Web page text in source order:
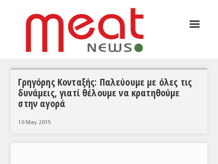
ΣΥΝΕΝΤΕΥΞΕΙΣ
☰
Γρηγόρης Κονταξής: Παλεύουμε με όλες τις
δυνάμεις, γιατί θέλουμε να κρατηθούμε
στην αγορά
10 May 2015